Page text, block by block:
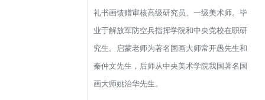
礼书画馈赠审核高级研究员、一级美术师。毕
业于解放军防空兵指挥学院和中央党校在职研
究生。启蒙老师为著名国画大师常开愚先生和
秦仲文先生，后师从中央美术学院我国著名国
画大师姚治华先生。